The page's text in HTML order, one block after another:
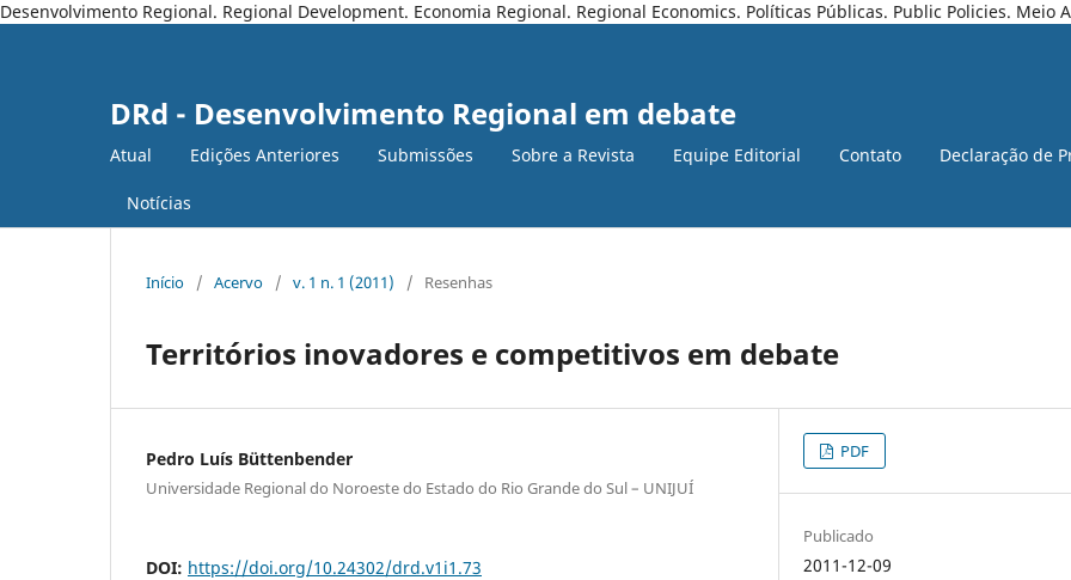
Desenvolvimento Regional. Regional Development. Economia Regional. Regional Economics. Políticas Públicas. Public Policies. Meio
DRd - Desenvolvimento Regional em debate
Atual Edições Anteriores Submissões Sobre a Revista Equipe Editorial Contato Declaração de
Notícias
Início / Acervo / v. 1 n. 1 (2011) / Resenhas
Territórios inovadores e competitivos em debate
Pedro Luís Büttenbender
Universidade Regional do Noroeste do Estado do Rio Grande do Sul – UNIJUÍ
DOI: https://doi.org/10.24302/drd.v1i1.73
PDF
Publicado
2011-12-09